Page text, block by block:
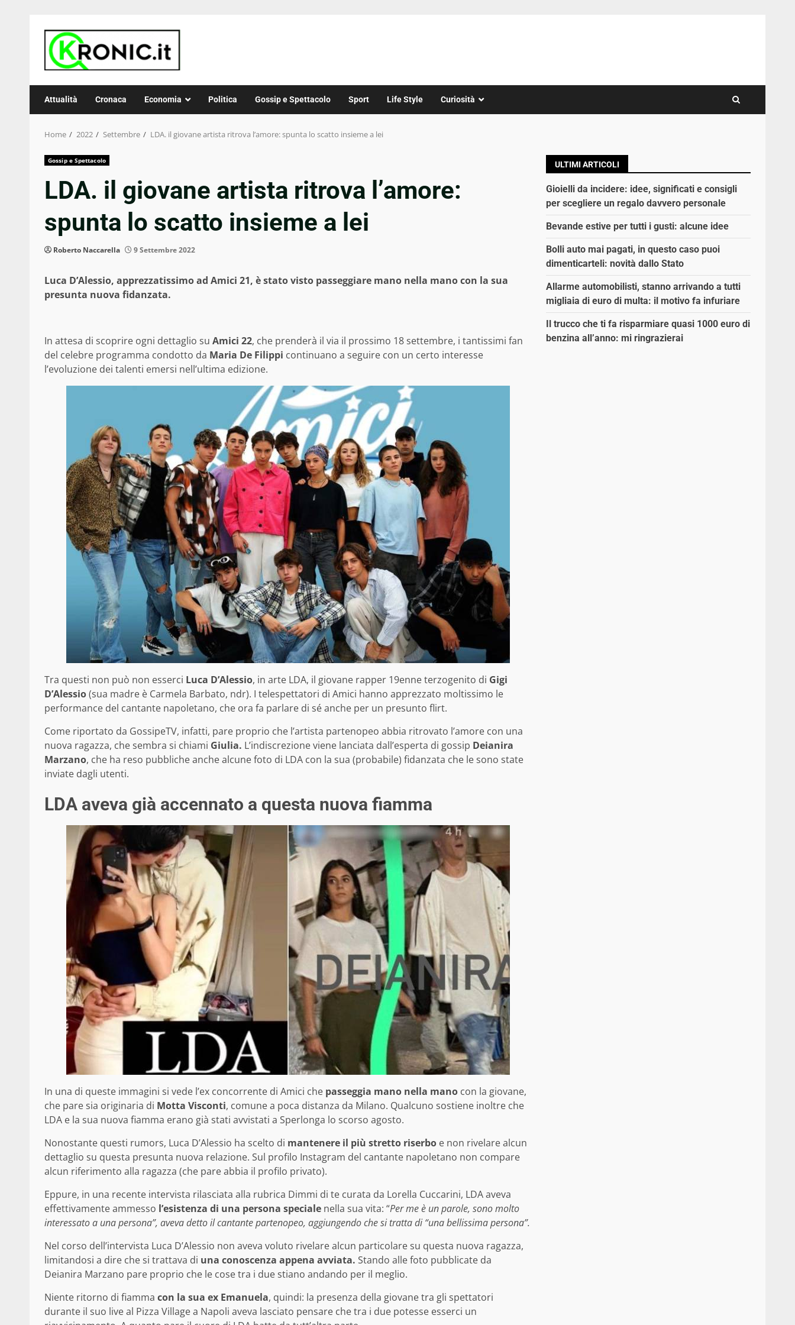
content
Attualità Cronaca Economia Politica Gossip e Spettacolo Sport Life Style Curiosità
Home 2022 Settembre LDA. il giovane artista ritrova l’amore: spunta lo scatto insieme a lei
Gossip e Spettacolo
LDA. il giovane artista ritrova l’amore:
spunta lo scatto insieme a lei
Roberto Naccarella 9 Settembre 2022
Luca D’Alessio, apprezzatissimo ad Amici 21, è stato visto passeggiare mano nella mano con la sua
presunta nuova fidanzata.
In attesa di scoprire ogni dettaglio su Amici 22, che prenderà il via il prossimo 18 settembre, i tantissimi fan
del celebre programma condotto da Maria De Filippi continuano a seguire con un certo interesse
l’evoluzione dei talenti emersi nell’ultima edizione.
Tra questi non può non esserci Luca D’Alessio, in arte LDA, il giovane rapper 19enne terzogenito di Gigi
D’Alessio(sua madre è Carmela Barbato, ndr). I telespettatori di Amici hanno apprezzato moltissimo le
performance del cantante napoletano, che ora fa parlare di sé anche per un presunto flirt.
Come riportato da GossipeTV, infatti, pare proprio che l’artista partenopeo abbia ritrovato l’amore con una
nuova ragazza, che sembra si chiami Giulia. L’indiscrezione viene lanciata dall’esperta di gossip Deianira
Marzano, che ha reso pubbliche anche alcune foto di LDA con la sua (probabile) fidanzata che le sono state
inviate dagli utenti.
LDA aveva già accennato a questa nuova fiamma
In una di queste immagini si vede l’ex concorrente di Amici che passeggia mano nella mano con la giovane,
che pare sia originaria di Motta Visconti, comune a poca distanza da Milano. Qualcuno sostiene inoltre che
LDA e la sua nuova fiamma erano già stati avvistati a Sperlonga lo scorso agosto.
Nonostante questi rumors, Luca D’Alessio ha scelto di mantenere il più stretto riserbo e non rivelare alcun
dettaglio su questa presunta nuova relazione. Sul profilo Instagram del cantante napoletano non compare
alcun riferimento alla ragazza (che pare abbia il profilo privato).
Eppure, in una recente intervista rilasciata alla rubrica Dimmi di te curata da Lorella Cuccarini, LDA aveva
effettivamente ammesso l’esistenza di una persona speciale nella sua vita: “Per me è un parole, sono molto
interessato a una persona”, aveva detto il cantante partenopeo, aggiungendo che si tratta di “una bellissima persona”.
Nel corso dell’intervista Luca D’Alessio non aveva voluto rivelare alcun particolare su questa nuova ragazza,
limitandosi a dire che si trattava di una conoscenza appena avviata. Stando alle foto pubblicate da
Deianira Marzano pare proprio che le cose tra i due stiano andando per il meglio.
Niente ritorno di fiamma con la sua ex Emanuela, quindi: la presenza della giovane tra gli spettatori
durante il suo live al Pizza Village a Napoli aveva lasciato pensare che tra i due potesse esserci un
ULTIMI ARTICOLI
Gioielli da incidere: idee, significati e consigli
per scegliere un regalo davvero personale
Bevande estive per tutti i gusti: alcune idee
Bolli auto mai pagati, in questo caso puoi
dimenticarteli: novità dallo Stato
Allarme automobilisti, stanno arrivando a tutti
migliaia di euro di multa: il motivo fa infuriare
Il trucco che ti fa risparmiare quasi 1000 euro di
benzina all’anno: mi ringrazierai